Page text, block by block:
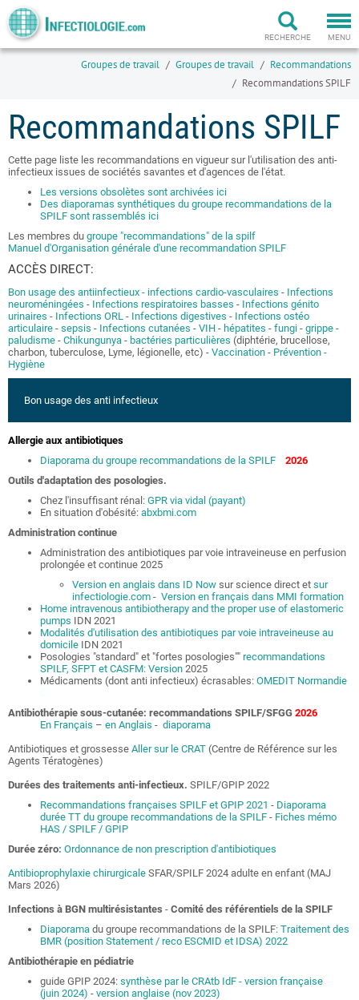
MENU
RECHERCHE
Groupes de travail Groupes de travail
Recommandations
Recommandations SPILF
Recommandations SPILF
Cette page liste les recommandations en vigueur sur l'utilisation des anti-
infectieux issues de sociétés savantes et d'agences de l'état.
Les versions obsolètes sont archivées ici
Des diaporamas synthétiques du groupe recommandations de la
SPILF sont rassemblés ici
Les membres du groupe "recommandations" de la spilf
Manuel d'Organisation générale d'une recommandation SPILF
ACCÈS DIRECT:
Bon usage des antiinfectieux - infections cardio-vasculaires - Infections
neuroméningées - Infections respiratoires basses - Infections génito
urinaires - Infections ORL - Infections digestives - Infections ostéo
articulaire - sepsis - Infections cutanées - VIH - hépatites - fungi - grippe -
paludisme - Chikungunya - bactéries particulières (diphtérie, brucellose,
charbon, tuberculose, Lyme, légionelle, etc) - Vaccination - Prévention -
Hygiène
Bon usage des anti infectieux
Allergie aux antibiotiques
Diaporama du groupe recommandations de la SPILF
2026
Outils d'adaptation des posologies.
Chez l'insuffisant rénal: GPR via vidal (payant)
En situation d'obésité: abxbmi.com
Administration continue
Administration des antibiotiques par voie intraveineuse en perfusion
prolongée et continue 2025
Version en anglais dans ID Now sur science direct et sur
infectiologie.com - Version en français dans MMI formation
Home intravenous antibiotherapy and the proper use of elastomeric
pumps IDN 2021
Modalités d'utilisation des antibiotiques par voie intraveineuse au
domicile IDN 2021
Posologies "standard" et "fortes posologies"" recommandations
SPILF, SFPT et CASFM: Version 2025
Médicaments (dont anti infectieux) écrasables: OMEDIT Normandie
Antibiothérapie sous-cutanée: recommandations SPILF/SFGG 2026
En Français – en Anglais - diaporama
Antibiotiques et grossesse Aller sur le CRAT (Centre de Référence sur les
Agents Tératogènes)
Durées des traitements anti-infectieux. SPILF/GPIP 2022
Recommandations françaises SPILF et GPIP 2021 - Diaporama
durée TT du groupe recommandations de la SPILF - Fiches mémo
HAS / SPILF / GPIP
Durée zéro: Ordonnance de non prescription d'antibiotiques
Antibioprophylaxie chirurgicale SFAR/SPILF 2024 adulte en enfant (MAJ
Mars 2026)
Infections à BGN multirésistantes - Comité des référentiels de la SPILF
Diaporama du groupe recommandations de la SPILF: Traitement des
BMR (position Statement / reco ESCMID et IDSA) 2022
Antibiothérapie en pédiatrie
guide GPIP 2024: synthèse par le CRAtb IdF - version française
(juin 2024) - version anglaise (nov 2023)